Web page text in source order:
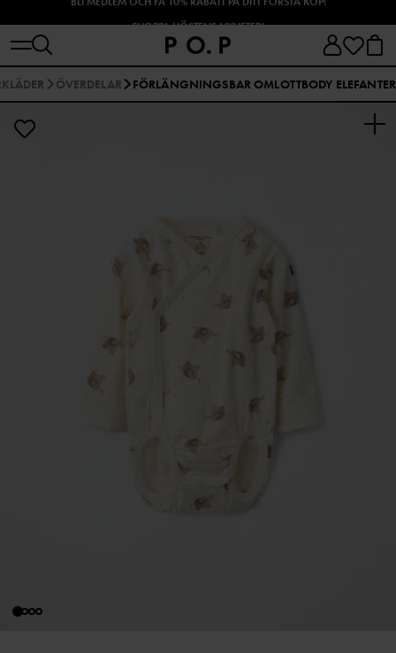
ÖVERDELAR FÖRLÄNGNINGSBAR OMLOTTBODY ELEFANTER